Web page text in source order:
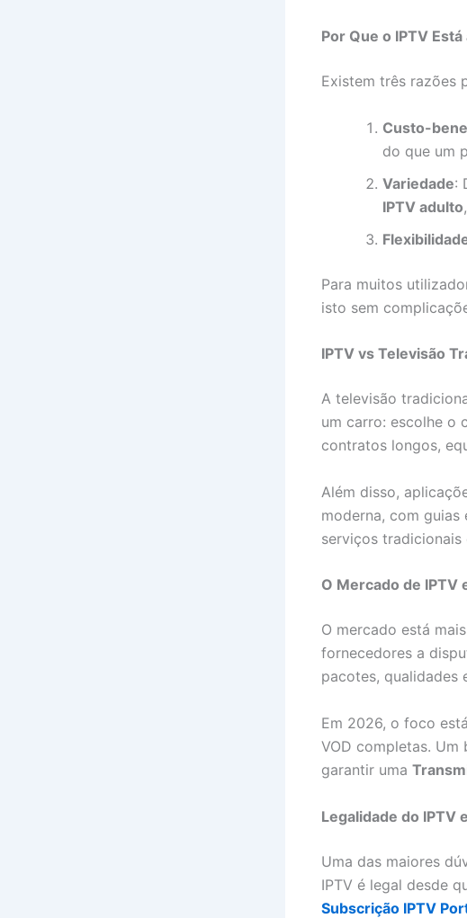
Por Que o IPTV
Existem três razões
Custo-
do que um
Variedade:
IPTV adulto
Para muitos
isto sem
IPTV vs Televisão
A televisão
um carro: escolhe o
contratos longos,
Além disso,
moderna, com
serviços tradicionais
O Mercado de IPTV
O mercado está
fornecedores a
pacotes, qualidades
Em 2026, o foco
VOD completas. Um
garantir uma
Legalidade do IPTV
Uma das maiores
IPTV é legal desde
Subscrição IPTV